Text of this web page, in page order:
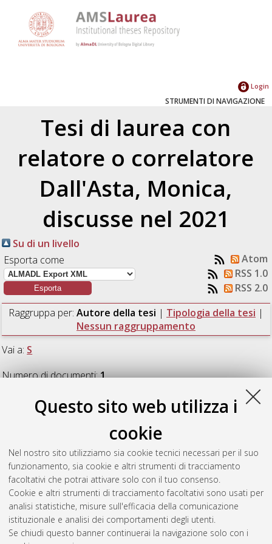
Questo sito web utilizza i
cookie
Nel nostro sito utilizziamo sia cookie tecnici necessari per il suo
funzionamento, sia cookie e altri strumenti di tracciamento
facoltativi che potrai attivare solo con il tuo consenso.
Cookie e altri strumenti di tracciamento facoltativi sono usati per
analisi statistiche, misure sull'efficacia della comunicazione
istituzionale e analisi dei comportamenti degli utenti.
Se chiudi questo banner continuerai la navigazione solo con i
Login
STRUMENTI DI NAVIGAZIONE
Tesi di laurea con
relatore o correlatore
Dall'Asta, Monica,
discusse nel 2021
Su di un livello
Esporta come
Atom
RSS 1.0
RSS 2.0
Raggruppa per: Autore della tesi | Tipologia della tesi |
Nessun raggruppamento
Vai a: S
Numero di documenti:1.
magistrale], Università di Bologna, Corso di Studio inCinema,
televisione e produzione multimediale [LM-DM270],
Documento full-text non disponibile
Questa lista e' stata generata ilThu Aug 6 07:50:56 2026
CEST